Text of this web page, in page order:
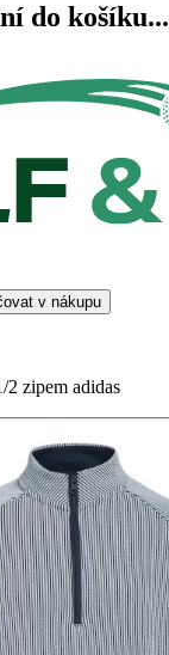
do košíku...
v nákupu
2 zipem adidas